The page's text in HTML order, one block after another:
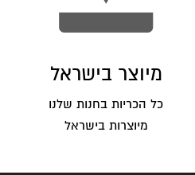
מיוצר בישראל
כל הכריות בחנות שלנו
מיוצרות בישראל